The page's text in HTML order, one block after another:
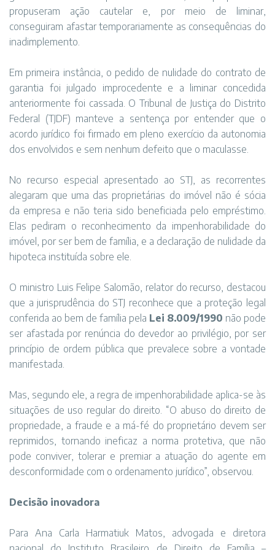
propuseram ação cautelar e, por meio de liminar,
conseguiram afastar temporariamente as consequências do
inadimplemento.
Em primeira instância, o pedido de nulidade do contrato de
garantia foi julgado improcedente e a liminar concedida
anteriormente foi cassada. O Tribunal de Justiça do Distrito
Federal (TJDF) manteve a sentença por entender que o
acordo jurídico foi firmado em pleno exercício da autonomia
dos envolvidos e sem nenhum defeito que o maculasse.
No recurso especial apresentado ao STJ, as recorrentes
alegaram que uma das proprietárias do imóvel não é sócia
da empresa e não teria sido beneficiada pelo empréstimo.
Elas pediram o reconhecimento da impenhorabilidade do
imóvel, por ser bem de família, e a declaração de nulidade da
hipoteca instituída sobre ele.
O ministro Luis Felipe Salomão, relator do recurso, destacou
que a jurisprudência do STJ reconhece que a proteção legal
conferida ao bem de família pela Lei 8.009/1990 não pode
ser afastada por renúncia do devedor ao privilégio, por ser
princípio de ordem pública que prevalece sobre a vontade
manifestada.
Mas, segundo ele, a regra de impenhorabilidade aplica-se às
situações de uso regular do direito. “O abuso do direito de
propriedade, a fraude e a má-fé do proprietário devem ser
reprimidos, tornando ineficaz a norma protetiva, que não
pode conviver, tolerar e premiar a atuação do agente em
desconformidade com o ordenamento jurídico”, observou.
Decisão inovadora
Para Ana Carla Harmatiuk Matos, advogada e diretora